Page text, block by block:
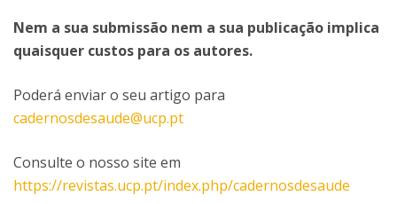
Nem a sua submissão nem a sua publicação implica
quaisquer custos para os autores.
Poderá enviar o seu artigo para
cadernosdesaude@ucp.pt
Consulte o nosso site em
https://revistas.ucp.pt/index.php/cadernosdesaude